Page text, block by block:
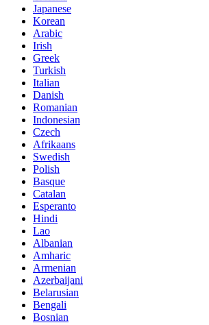
Japanese
Korean
Arabic
Irish
Greek
Turkish
Italian
Danish
Romanian
Indonesian
Czech
Afrikaans
Swedish
Polish
Basque
Catalan
Esperanto
Hindi
Lao
Albanian
Amharic
Armenian
Azerbaijani
Belarusian
Bengali
Bosnian